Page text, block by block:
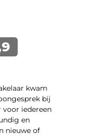
kwam
bij
voor iedereen
en
nieuwe of